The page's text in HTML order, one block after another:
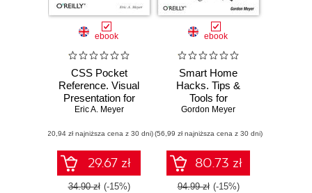
ebook
CSS Pocket
Reference. Visual
Presentation for
the Web. 3rd
Eric A. Meyer
(20,94 zł najniższa cena z 30 dni)
29.67 zł
34.90 zł (-15%)
ebook
Smart Home
Hacks. Tips &
Tools for
Automating Your
Gordon Meyer
(56,99 zł najniższa cena z 30 dni)
80.73 zł
94.99 zł (-15%)